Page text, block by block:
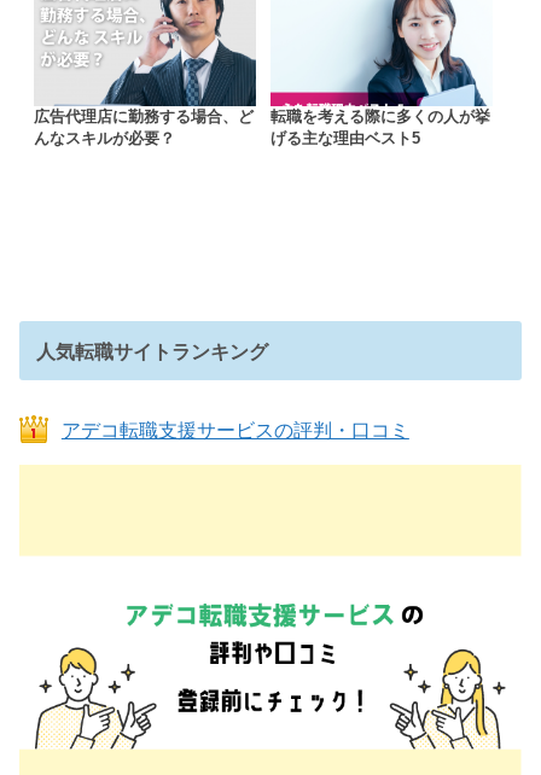
広告代理店に勤務する場合、ど
んなスキルが必要？
転職を考える際に多くの人が挙
げる主な理由ベスト5
人気転職サイトランキング
アデコ転職支援サービスの評判・口コミ